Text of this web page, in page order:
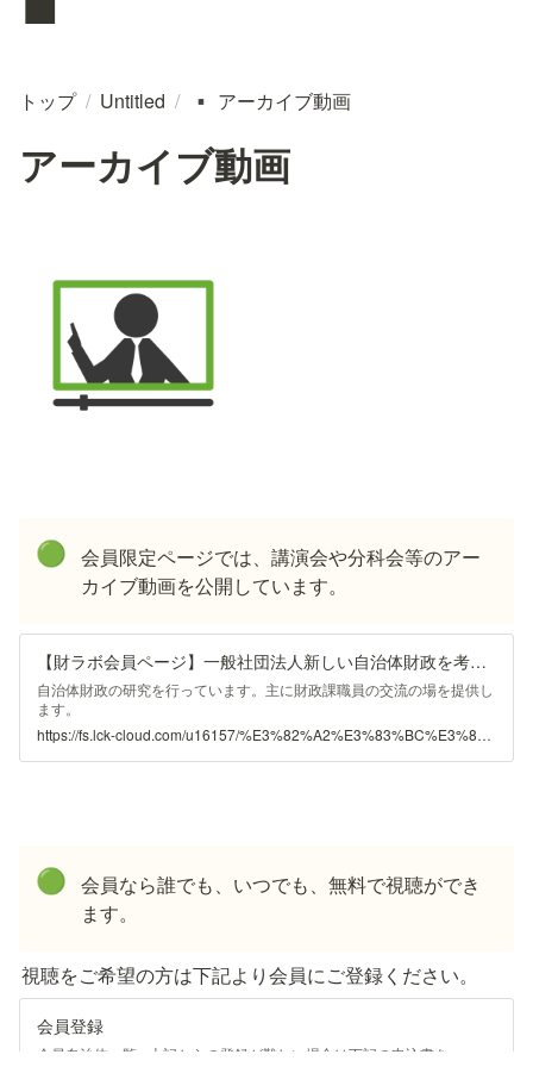
トップ / Untitled / ▪️ アーカイブ動画
アーカイブ動画
🟢 会員限定ページでは、講演会や分科会等のアー
カイブ動画を公開しています。
【財ラボ会員ページ】一般社団法人新しい自治体財政を考える研究会
自治体財政の研究を行っています。主に財政課職員の交流の場を提供し
ます。
https://fs.lck-cloud.com/u16157/%E3%82%A2%E3%83%BC%E3%82%AB%E3%82%A4%E3%83%96%E5%8B%95%E7%94%BB/
🟢 会員なら誰でも、いつでも、無料で視聴ができ
ます。
視聴をご希望の方は下記より会員にご登録ください。
会員登録
会員自治体一覧 ※上記からの登録が難しい場合は下記の申込書を